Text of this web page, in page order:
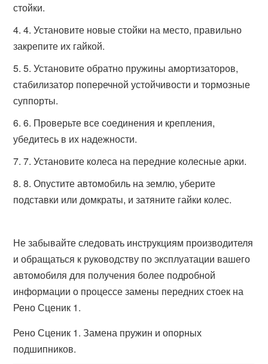
стойки.
4. Установите новые стойки на место, правильно
закрепите их гайкой.
5. Установите обратно пружины амортизаторов,
стабилизатор поперечной устойчивости и тормозные
суппорты.
6. Проверьте все соединения и крепления,
убедитесь в их надежности.
7. Установите колеса на передние колесные арки.
8. Опустите автомобиль на землю, уберите
подставки или домкраты, и затяните гайки колес.
Не забывайте следовать инструкциям производителя
и обращаться к руководству по эксплуатации вашего
автомобиля для получения более подробной
информации о процессе замены передних стоек на
Рено Сценик 1.
Рено Сценик 1. Замена пружин и опорных
подшипников.